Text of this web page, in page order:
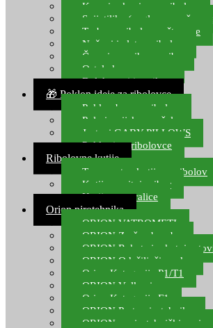
Kape i rukavice za ribolov
Svijetiljke (naglavne, ručne,
Torbe za ribolovne štapove
Noževi i alat za ribolov
Čamci za prihranu ribe
Ostala kamp oprema
Dalekozori i optika
🎁 Poklon ideje za ribolovce
Poklon bon za ribolov
Polarizacijske naočale
Jastuci GABY PILLOWS
Pokloni za ribolovce
Ribolovne kutije
Transportne kutije za ribolov
Kutije za sitni pribor
Kutije za varalice
Orion pirotehnika
ORION VATROMETI
ORION Zračne bombe
ORION Rakete i raketni
ORION Odašiljači zvuka
Orion Kategorija P1/T1
ORION Vulkani
Orion Kategorija F1
ORION Party pirotehnika
ORION nepirotehnički